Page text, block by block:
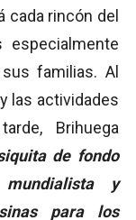
cada rincón del
especialmente
familias. Al
las actividades
Brihuega
de fondo
y
para los